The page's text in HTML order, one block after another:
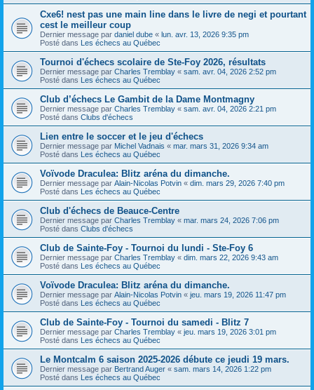
Cxe6! nest pas une main line dans le livre de negi et pourtant
cest le meilleur coup
Dernier message par daniel dube « lun. avr. 13, 2026 9:35 pm
Posté dans Les échecs au Québec
Tournoi d'échecs scolaire de Ste-Foy 2026, résultats
Dernier message par Charles Tremblay « sam. avr. 04, 2026 2:52 pm
Posté dans Les échecs au Québec
Club d’échecs Le Gambit de la Dame Montmagny
Dernier message par Charles Tremblay « sam. avr. 04, 2026 2:21 pm
Posté dans Clubs d'échecs
Lien entre le soccer et le jeu d'échecs
Dernier message par Michel Vadnais « mar. mars 31, 2026 9:34 am
Posté dans Les échecs au Québec
Voïvode Draculea: Blitz aréna du dimanche.
Dernier message par Alain-Nicolas Potvin « dim. mars 29, 2026 7:40 pm
Posté dans Les échecs au Québec
Club d'échecs de Beauce-Centre
Dernier message par Charles Tremblay « mar. mars 24, 2026 7:06 pm
Posté dans Clubs d'échecs
Club de Sainte-Foy - Tournoi du lundi - Ste-Foy 6
Dernier message par Charles Tremblay « dim. mars 22, 2026 9:43 am
Posté dans Les échecs au Québec
Voïvode Draculea: Blitz aréna du dimanche.
Dernier message par Alain-Nicolas Potvin « jeu. mars 19, 2026 11:47 pm
Posté dans Les échecs au Québec
Club de Sainte-Foy - Tournoi du samedi - Blitz 7
Dernier message par Charles Tremblay « jeu. mars 19, 2026 3:01 pm
Posté dans Les échecs au Québec
Le Montcalm 6 saison 2025-2026 débute ce jeudi 19 mars.
Dernier message par Bertrand Auger « sam. mars 14, 2026 1:22 pm
Posté dans Les échecs au Québec